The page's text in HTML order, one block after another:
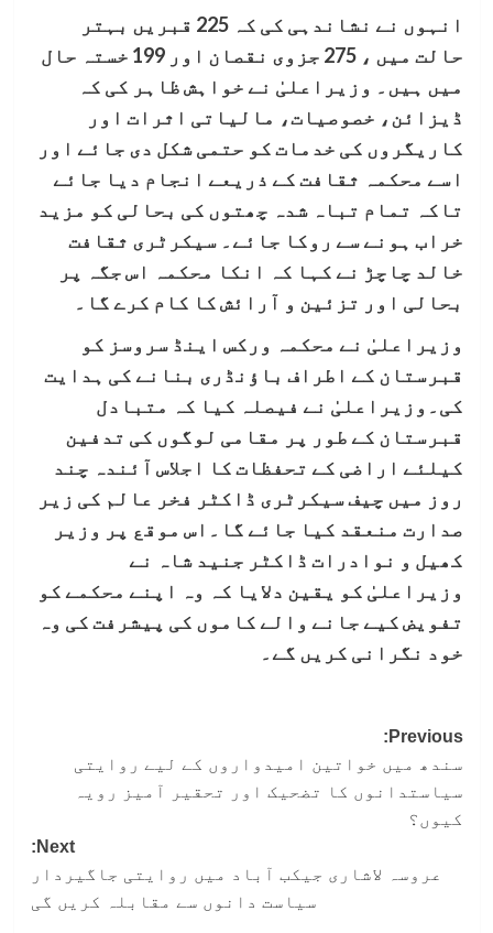
انہوں نے نشاندہی کی کہ 225 قبریں بہتر
حالت میں ، 275 جزوی نقصان اور 199 خستہ حال
میں ہیں۔ وزیراعلیٰ نے خواہش ظاہر کی کہ
ڈیزائن، خصوصیات، مالیاتی اثرات اور
کاریگروں کی خدمات کو حتمی شکل دی جائے اور
اسے محکمہ ثقافت کے ذریعے انجام دیا جائے
تاکہ تمام تباہ شدہ چھتوں کی بحالی کو مزید
خراب ہونے سے روکا جائے۔ سیکرٹری ثقافت
خالد چاچڑ نے کہا کہ انکا محکمہ اس جگہ پر
بحالی اور تزئین و آرائش کا کام کرے گا۔
وزیراعلیٰ نے محکمہ ورکس اینڈ سروسز کو
قبرستان کے اطراف باؤنڈری بنانے کی ہدایت
کی۔وزیراعلیٰ نے فیصلہ کیا کہ متبادل
قبرستان کے طور پر مقامی لوگوں کی تدفین
کیلئے اراضی کے تحفظات کا اجلاس آئندہ چند
روز میں چیف سیکرٹری ڈاکٹر فخر عالم کی زیر
صدارت منعقد کیا جائے گا۔اس موقع پر وزیر
کھیل و نوادرات ڈاکٹر جنید شاہ نے
وزیراعلیٰ کو یقین دلایا کہ وہ اپنے محکمے کو
تفویض کیے جانے والے کاموں کی پیشرفت کی وہ
خود نگرانی کریں گے۔
Post
navigation
Previous:
سندھ میں خواتین امیدواروں کے لیے روایتی
سیاستدانوں کا تضحیک اور تحقیر آمیز رویہ
کیوں؟
Next:
عروسہ لاشاری جیکب آباد میں روایتی جاگیردار
سیاست دانوں سے مقابلہ کریں گی